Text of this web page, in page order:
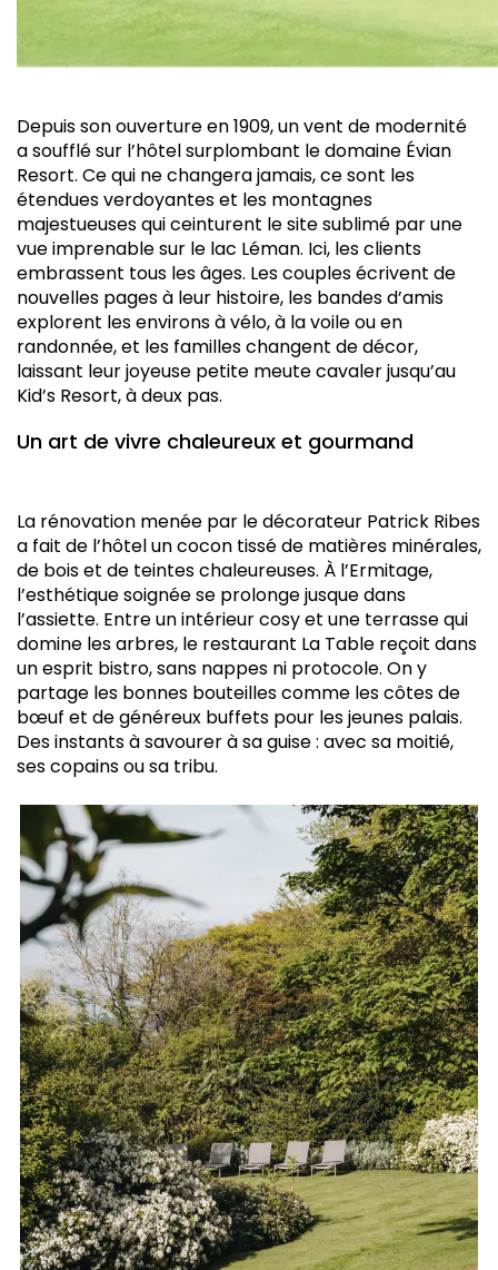
Depuissonouvertureen1909,unvent de modernité
asoufflésur l’hôtelsurplombant ledomaine Évian
Resort. Cequi nechangerajamais,cesont les
étenduesverdoyanteset les montagnes
majestueusesquiceinturent lesitesublimé parune
vueimprenablesur le lac Léman. Ici, lesclients
embrassent tous lesâges. Lescouplesécrivent de
nouvelles pagesà leur histoire, les bandesd’amis
explorent lesenvironsàvélo,à lavoileouen
randonnée,et les familleschangent dedécor,
laissant leurjoyeuse petite meutecavalerjusqu’au
Kid’s Resort,àdeux pas.
Un art de vivre chaleureux et gourmand
La rénovation menée par ledécorateur Patrick Ribes
a fait de l’hôteluncocon tisséde matières minérales,
de boiset de teinteschaleureuses. À l’Ermitage,
l’esthétiquesoignéese prolongejusquedans
l’assiette. Entreunintérieurcosyet une terrassequi
domine lesarbres, le restaurant La Table reçoit dans
unesprit bistro,sans nappes ni protocole. Ony
partage les bonnes bouteillescomme lescôtesde
bœuf et degénéreux buffets pour lesjeunes palais.
Desinstantsàsavoureràsaguise : avec sa moitié,
sescopainsousa tribu.